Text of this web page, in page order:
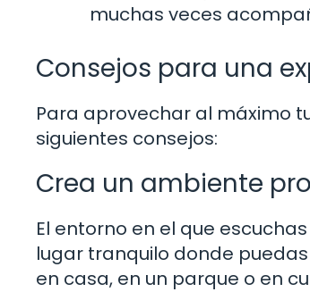
muchas veces
Consejos para una
Para aprovechar al máximo
siguientes consejos:
Crea un ambiente
El entorno en el que
lugar tranquilo donde
en casa, en un parque o en